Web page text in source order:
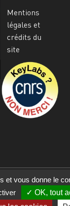
Mentions
légales et
crédits du
site
Image
et vous donne le
OK, tout